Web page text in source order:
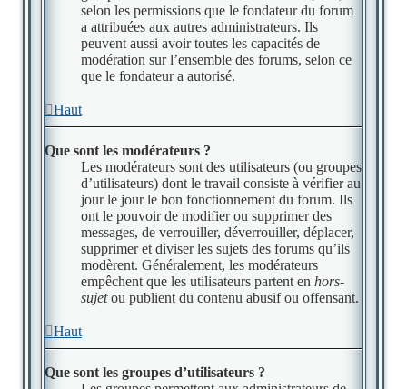
selon les permissions que le fondateur du forum
a attribuées aux autres administrateurs. Ils
peuvent aussi avoir toutes les capacités de
modération sur l’ensemble des forums, selon ce
que le fondateur a autorisé.
Haut
Que sont les modérateurs ?
Les modérateurs sont des utilisateurs (ou groupes
d’utilisateurs) dont le travail consiste à vérifier au
jour le jour le bon fonctionnement du forum. Ils
ont le pouvoir de modifier ou supprimer des
messages, de verrouiller, déverrouiller, déplacer,
supprimer et diviser les sujets des forums qu’ils
modèrent. Généralement, les modérateurs
empêchent que les utilisateurs partent en hors-
sujetou publient du contenu abusif ou offensant.
Haut
Que sont les groupes d’utilisateurs ?